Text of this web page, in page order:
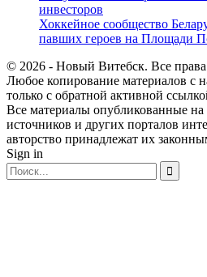
инвесторов
Хоккейное сообщество
павших героев на Площади
© 2026 - Новый Витебск. Все
Любое копирование материалов с
только с обратной активной
Все материалы опубликованные на
источников и других порталов
авторство принадлежат их
Sign in